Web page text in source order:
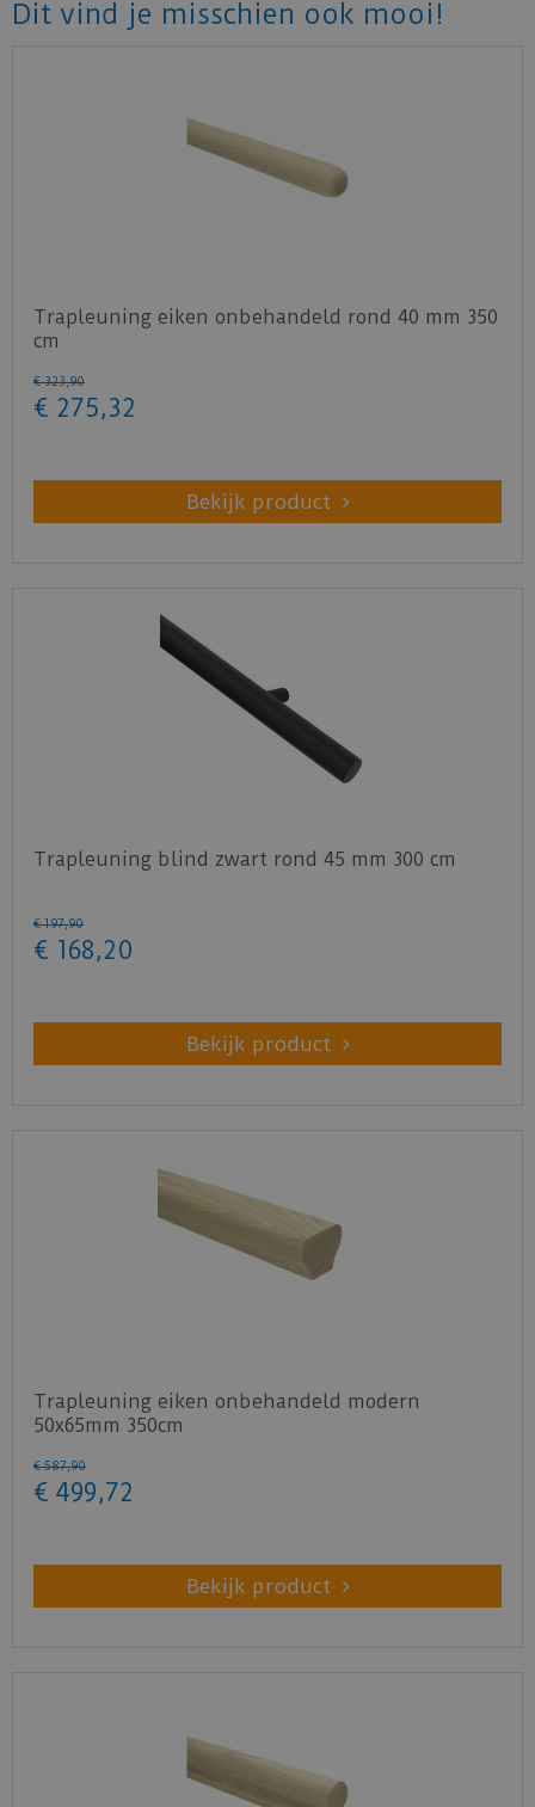
Dit vind je misschien ook mooi!
Trapleuning eiken onbehandeld rond 40 mm 350
cm
€ 323,90
€ 275,32
Bekijk product
Trapleuning blind zwart rond 45 mm 300 cm
€ 197,90
€ 168,20
Bekijk product
Trapleuning eiken onbehandeld modern
50x65mm 350cm
€ 587,90
€ 499,72
Bekijk product